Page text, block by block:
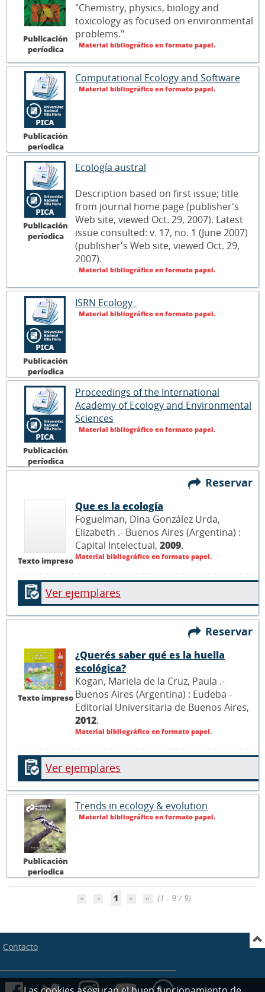
Publicación
períodica
"Chemistry, physics, biology and
toxicology as focused on environmental
problems."
Material bibliográfico en formato papel.
Publicación
períodica
Computational Ecology and Software
Material bibliográfico en formato papel.
Publicación
períodica
Ecología austral
Description based on first issue; title
from journal home page (publisher's
Web site, viewed Oct. 29, 2007). Latest
issue consulted: v. 17, no. 1 (June 2007)
(publisher's Web site, viewed Oct. 29,
2007).
Material bibliográfico en formato papel.
Publicación
períodica
ISRN Ecology
Material bibliográfico en formato papel.
Publicación
períodica
Proceedings of the International
Academy of Ecology and Environmental
Sciences
Material bibliográfico en formato papel.
Reservar
Texto impreso
Que es la ecología
Foguelman, Dina González Urda,
Elizabeth .- Buenos Aires (Argentina) :
Capital Intelectual, 2009.
Material bibliográfico en formato papel.
Ver ejemplares
Reservar
Texto impreso
¿Querés saber qué es la huella
ecológica?
Kogan, Mariela de la Cruz, Paula .-
Buenos Aires (Argentina) : Eudeba -
Editorial Universitaria de Buenos Aires,
2012.
Material bibliográfico en formato papel.
Ver ejemplares
Publicación
períodica
Trends in ecology & evolution
Material bibliográfico en formato papel.
1 (1 - 9 / 9)
Contacto